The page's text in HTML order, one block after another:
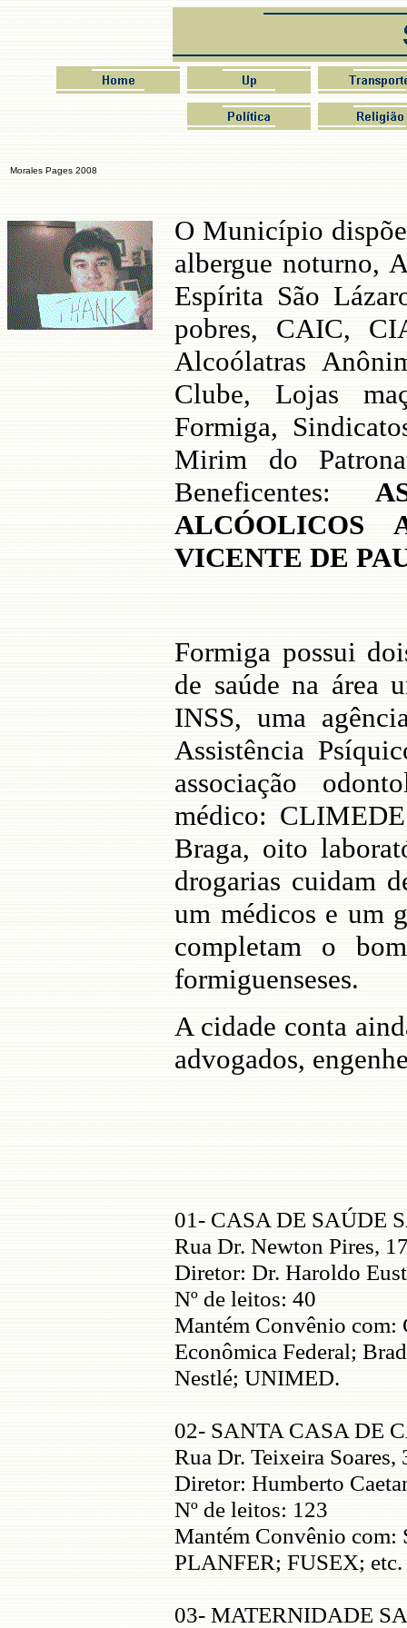
Morales Pages 2008
O Município
albergue noturno,
Espírita São
pobres, CAIC,
Alcoólatras
Clube, Lojas
Formiga,
Mirim do
Beneficentes:
ALCÓOLICOS
VICENTE DE
Formiga possui
de saúde na área
INSS, uma
Assistência
associação
médico:
Braga, oito
drogarias cuidam
um médicos e um
completam o
formiguenseses.
A cidade conta
advogados,
01- CASA DE SAÚDE
Rua Dr. Newton Pires,
Diretor: Dr. Haroldo
Nº de leitos: 40
Mantém Convênio com:
Econômica Federal;
Nestlé; UNIMED.
02- SANTA CASA DE
Rua Dr. Teixeira
Diretor: Humberto
Nº de leitos: 123
Mantém Convênio
PLANFER; FUSEX; etc.
03- MATERNIDADE